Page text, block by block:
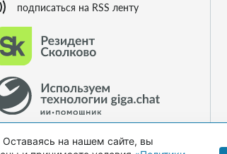
подписаться на RSS ленту
на нашем сайте, вы